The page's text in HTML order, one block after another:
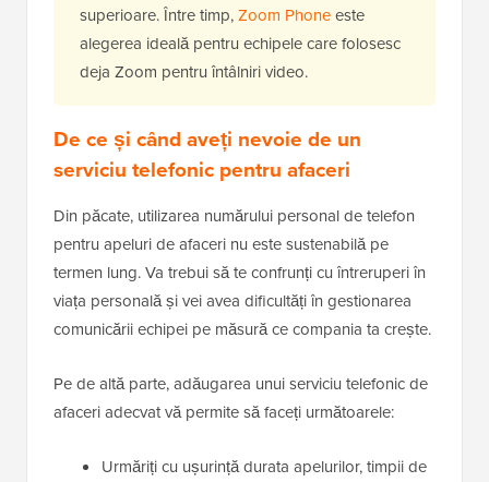
superioare. Între timp,Zoom Phoneeste
alegerea ideală pentru echipele care folosesc
deja Zoom pentru întâlniri video.
De ce și când aveți nevoie de un
serviciu telefonic pentru afaceri
Din păcate, utilizarea numărului personal de telefon
pentru apeluri de afaceri nu este sustenabilă pe
termen lung. Va trebui să te confrunți cu întreruperi în
viața personală și vei avea dificultăți în gestionarea
comunicării echipei pe măsură ce compania ta crește.
Pe de altă parte, adăugarea unui serviciu telefonic de
afaceri adecvat vă permite să faceți următoarele:
Urmăriți cu ușurință durata apelurilor, timpii de